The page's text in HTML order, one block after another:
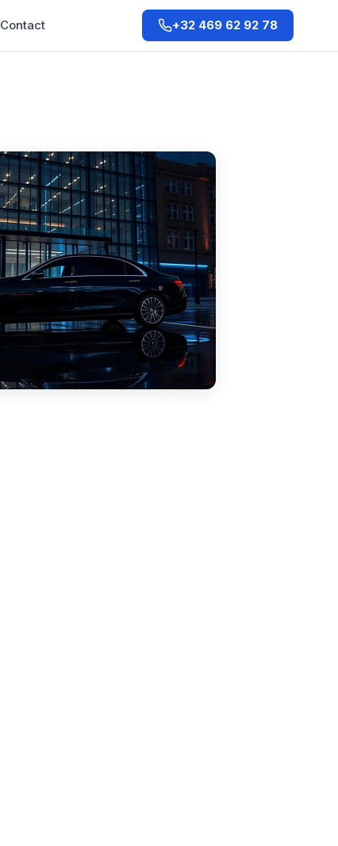
Contact +32 469 62 92 78